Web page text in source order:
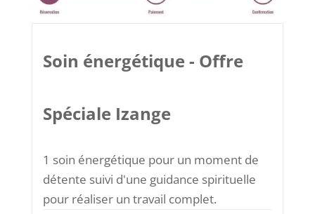
Soin énergétique - Offre
Spéciale Izange
1 soin énergétique pour un moment de
détente suivi d'une guidance spirituelle
pour réaliser un travail complet.